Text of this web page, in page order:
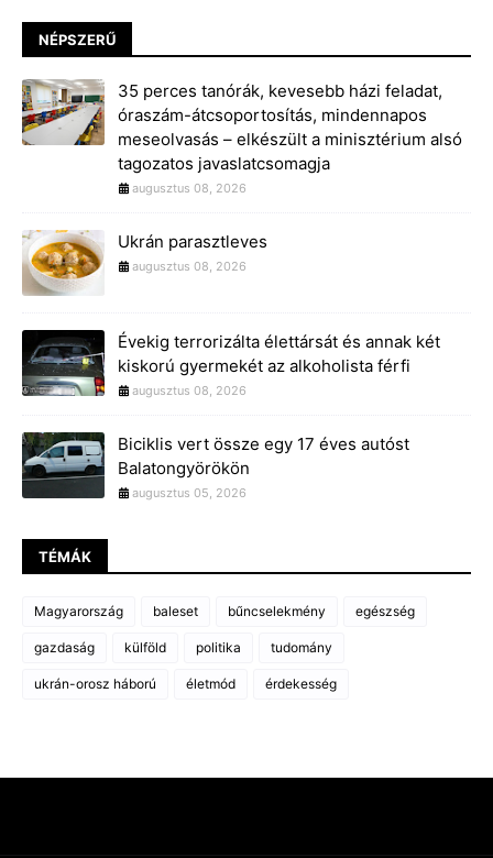
NÉPSZERŰ
35 perces tanórák, kevesebb házi feladat,
óraszám-átcsoportosítás, mindennapos
meseolvasás – elkészült a minisztérium alsó
tagozatos javaslatcsomagja
augusztus 08, 2026
Ukrán parasztleves
augusztus 08, 2026
Évekig terrorizálta élettársát és annak két
kiskorú gyermekét az alkoholista férfi
augusztus 08, 2026
Biciklis vert össze egy 17 éves autóst
Balatongyörökön
augusztus 05, 2026
TÉMÁK
Magyarország baleset bűncselekmény egészség
gazdaság külföld politika tudomány
ukrán-orosz háború életmód érdekesség